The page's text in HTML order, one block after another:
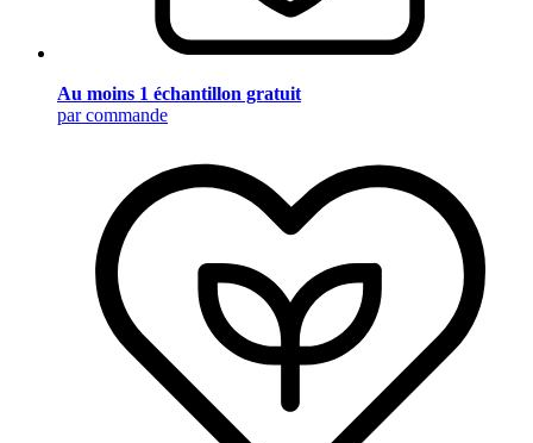
Au moins 1 échantillon gratuit
par commande